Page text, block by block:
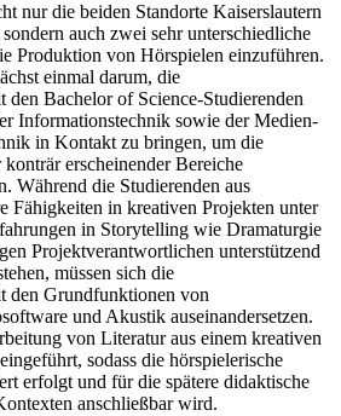
nur die beiden Standorte Kaiserslautern
auch zwei sehr unterschiedliche
Produktion von Hörspielen einzuführen.
einmal darum, die
den Bachelor of Science-Studierenden
Informationstechnik sowie der Medien-
in Kontakt zu bringen, um die
erscheinender Bereiche
Während die Studierenden aus
Fähigkeiten in kreativen Projekten unter
in Storytelling wie Dramaturgie
Projektverantwortlichen unterstützend
müssen sich die
den Grundfunktionen von
und Akustik auseinandersetzen.
von Literatur aus einem kreativen
sodass die hörspielerische
erfolgt und für die spätere didaktische
anschließbar wird.